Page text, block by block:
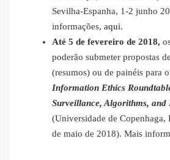
Sevilha-Espanha, 1-2 junho
informações, aqui.
Até 5 de fevereiro de 2018,
poderão submeter propostas
(resumos) ou de painéis para
Information Ethics
Surveillance, Algorithms,
(Universidade de Copenhaga,
de maio de 2018). Mais